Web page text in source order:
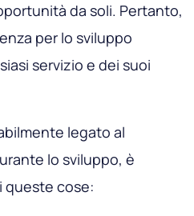
da soli. Pertanto,
per lo sviluppo
servizio e dei suoi
legato al
lo sviluppo, è
queste cose: